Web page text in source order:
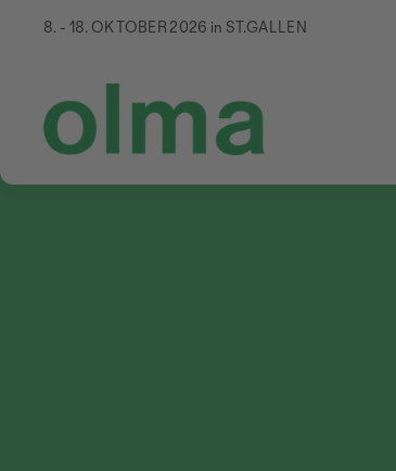
8. - 18. OKTOBER 2026 in ST.GALLEN